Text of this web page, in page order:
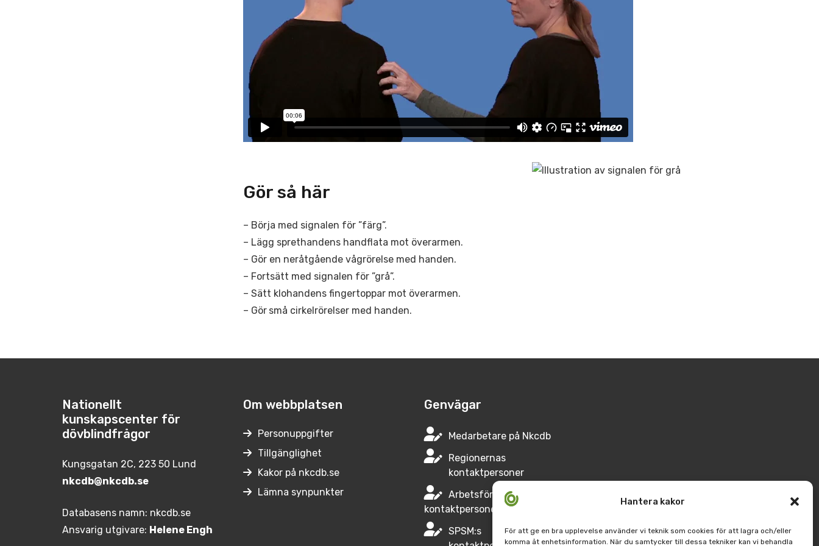
Hantera kakor
För att ge en bra upplevelse använder vi teknik som cookies för att lagra och/eller
komma åt enhetsinformation. När du samtycker till dessa tekniker kan vi behandla
Gör så här
– Börja med signalen för ”färg”.
– Lägg sprethandens handflata mot överarmen.
– Gör en neråtgående vågrörelse med handen.
– Fortsätt med signalen för ”grå”.
– Sätt klohandens fingertoppar mot överarmen.
– Gör små cirkelrörelser med handen.
Nationellt
kunskapscenter för
dövblindfrågor
Kungsgatan 2C, 223 50 Lund
nkcdb@nkcdb.se
Databasens namn: nkcdb.se
Ansvarig utgivare: Helene Engh
Om webbplatsen
Personuppgifter
Tillgänglighet
Kakor på nkcdb.se
Lämna synpunkter
Genvägar
Medarbetare på Nkcdb
Regionernas
kontaktpersoner
Arbetsförmedlingens
kontaktpersoner
SPSM:s